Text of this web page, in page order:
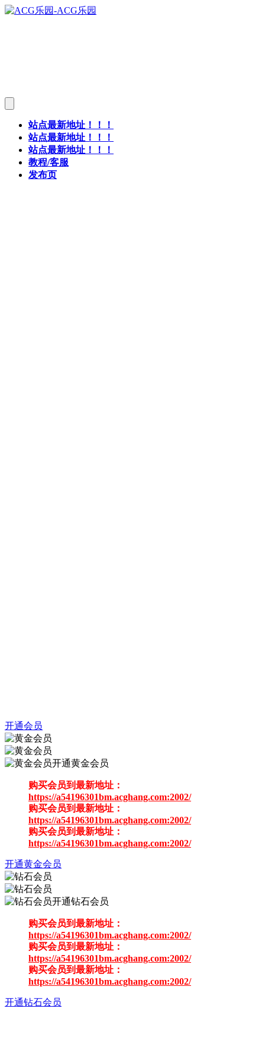
站点最新地址！！！
站点最新地址！！！
站点最新地址！！！
教程/客服
发布页
开通会员
开通黄金会员
购买会员到最新地址：
https://a54196301bm.acghang.com:2002/
购买会员到最新地址：
https://a54196301bm.acghang.com:2002/
购买会员到最新地址：
https://a54196301bm.acghang.com:2002/
开通黄金会员
开通钻石会员
购买会员到最新地址：
https://a54196301bm.acghang.com:2002/
购买会员到最新地址：
https://a54196301bm.acghang.com:2002/
购买会员到最新地址：
https://a54196301bm.acghang.com:2002/
开通钻石会员